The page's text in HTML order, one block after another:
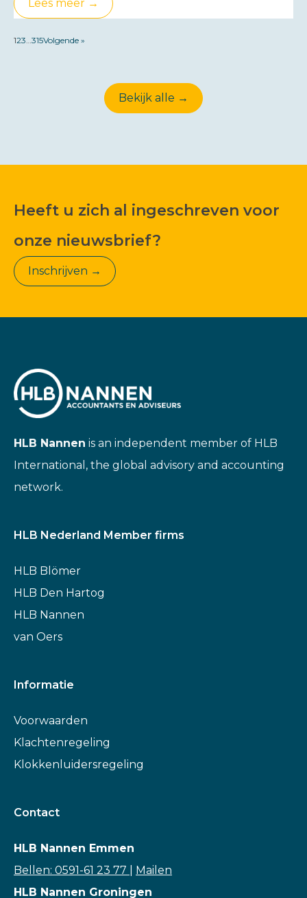
Lees meer →
123 315Volgende »
Bekijk alle →
Heeft u zich al ingeschreven voor
onze nieuwsbrief?
Inschrijven →
HLB Nannen is an independent member of HLB
International, the global advisory and accounting
network.
HLB Nederland Member firms
HLB Blömer
HLB Den Hartog
HLB Nannen
van Oers
Informatie
Voorwaarden
Klachtenregeling
Klokkenluidersregeling
Contact
HLB Nannen Emmen
Bellen: 0591-61 23 77
Mailen
HLB Nannen Groningen